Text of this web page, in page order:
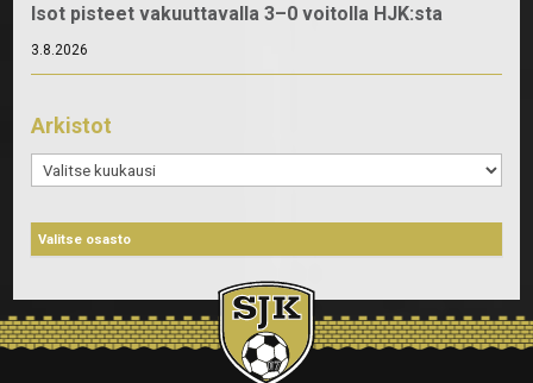
Isot pisteet vakuuttavalla 3–0 voitolla HJK:sta
3.8.2026
Arkistot
Arkistot